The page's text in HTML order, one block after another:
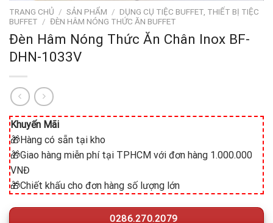
TRANG CHỦ / SẢN PHẨM / DỤNG CỤ TIỆC BUFFET, THIẾT BỊ TIỆC
BUFFET / ĐÈN HÂM NÓNG THỨC ĂN BUFFET
Đèn Hâm Nóng Thức Ăn Chân Inox BF-
DHN-1033V
Khuyến Mãi
🎁Hàng có sẵn tại kho
🎁Giao hàng miễn phí tại TPHCM với đơn hàng 1.000.000
VNĐ
🎁Chiết khấu cho đơn hàng số lượng lớn
0286.270.2079